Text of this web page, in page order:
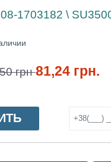
1703182 \
грн81,24 грн.